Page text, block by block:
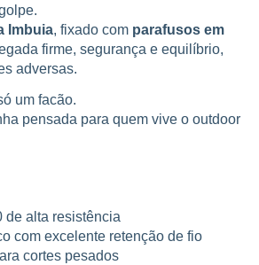
Imbuia, fixado com parafusos em
firme, segurança e equilíbrio,
adversas.
um facão.
pensada para quem vive o outdoor
de alta resistência
com excelente retenção de fio
cortes pesados